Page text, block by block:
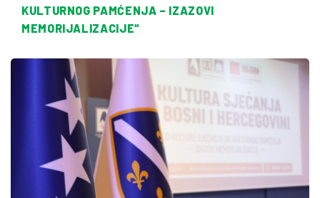
KULTURNOG PAMĆENJA – IZAZOVI
MEMORIJALIZACIJE“